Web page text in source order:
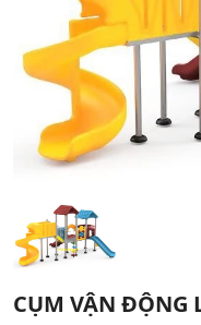
CỤM VẬN ĐỘNG